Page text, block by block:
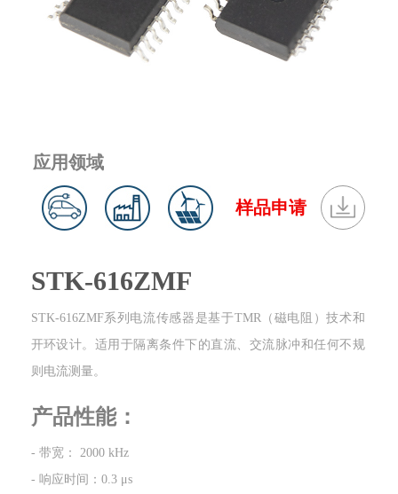
应用领域
样品申请
STK-616ZMF
STK-616ZMF系列电流传感器是基于TMR（磁电阻）技术和
开环设计。适用于隔离条件下的直流、交流脉冲和任何不规
则电流测量。
产品性能：
- 带宽： 2000 kHz
- 响应时间：0.3 μs